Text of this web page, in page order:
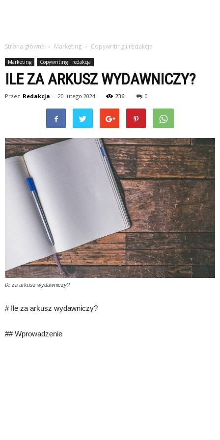
Strona główna Marketing Copywriting i redakcja
Marketing Copywriting i redakcja
ILE ZA ARKUSZ WYDAWNICZY?
Przez Redakcja - 20 lutego 2024 236 0
Ile za arkusz wydawniczy?
# Ile za arkusz wydawniczy?
## Wprowadzenie